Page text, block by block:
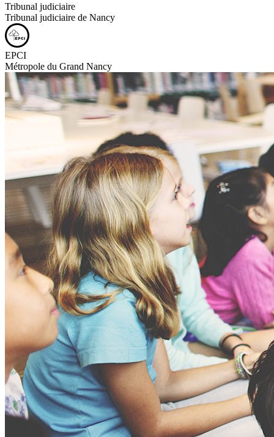
Tribunal judiciaire
Tribunal judiciaire de Nancy
EPCI
Métropole du Grand Nancy